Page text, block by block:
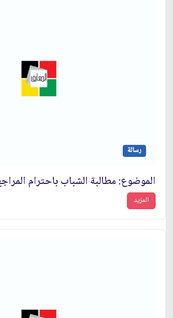
رسالة
الموضوع: مطالبة الشباب باحترام
المزيد